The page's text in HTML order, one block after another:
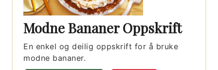
Modne Bananer Oppskrift
En enkel og deilig oppskrift for å bruke
modne bananer.